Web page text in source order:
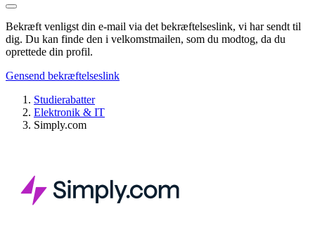
Bekræft venligst din e-mail via det bekræftelseslink, vi har sendt til
dig. Du kan finde den i velkomstmailen, som du modtog, da du
oprettede din profil.
Gensend bekræftelseslink
Studierabatter
Elektronik & IT
Simply.com